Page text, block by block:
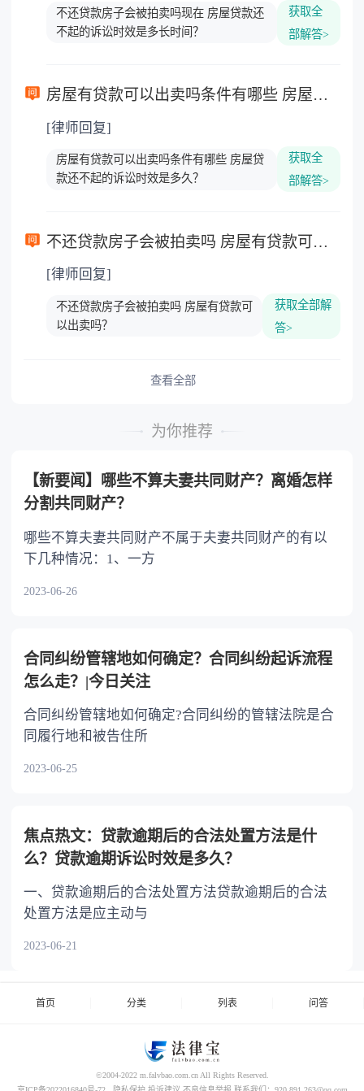
不还贷款房子会被拍卖吗现在 房屋贷款还
不起的诉讼时效是多长时间？
获取全
部解答>
房屋有贷款可以出卖吗条件有哪些 房屋贷款还不起的诉讼时效是多久？
[律师回复]
房屋有贷款可以出卖吗条件有哪些 房屋贷
款还不起的诉讼时效是多久？
获取全
部解答>
不还贷款房子会被拍卖吗 房屋有贷款可以出卖吗？
[律师回复]
不还贷款房子会被拍卖吗 房屋有贷款可
以出卖吗？
获取全部解
答>
查看全部
为你推荐
【新要闻】哪些不算夫妻共同财产？离婚怎样
分割共同财产？
哪些不算夫妻共同财产不属于夫妻共同财产的有以
下几种情况：1、一方
2023-06-26
合同纠纷管辖地如何确定？合同纠纷起诉流程
怎么走？|今日关注
合同纠纷管辖地如何确定?合同纠纷的管辖法院是合
同履行地和被告住所
2023-06-25
焦点热文：贷款逾期后的合法处置方法是什
么？贷款逾期诉讼时效是多久？
一、贷款逾期后的合法处置方法贷款逾期后的合法
处置方法是应主动与
2023-06-21
首页 分类 列表 问答
©2004-2022 m.falvbao.com.cn All Rights Reserved.